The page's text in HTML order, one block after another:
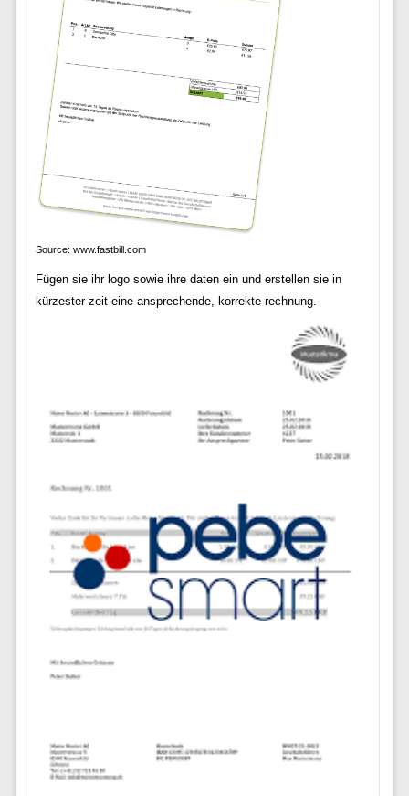
Source: www.fastbill.com
Fügen sie ihr logo sowie ihre daten ein und erstellen sie in
kürzester zeit eine ansprechende, korrekte rechnung.